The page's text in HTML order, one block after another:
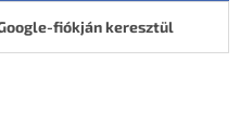
fiókján keresztül